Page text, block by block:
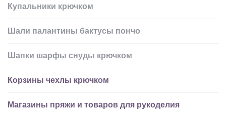
Купальники крючком
Шали палантины бактусы пончо
Шапки шарфы снуды крючком
Корзины чехлы крючком
Магазины пряжи и товаров для рукоделия